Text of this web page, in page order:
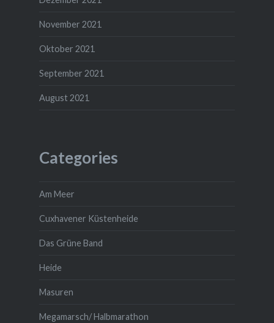
November 2021
Oktober 2021
September 2021
August 2021
Categories
Am Meer
Cuxhavener Küstenheide
Das Grüne Band
Heide
Masuren
Megamarsch/ Halbmarathon